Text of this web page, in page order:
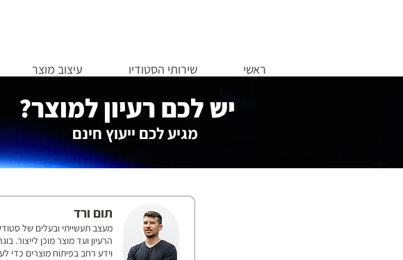
ראשי
שירותי הסטודיו עיצוב מוצר
יש לכם רעיון למוצר?
מגיע לכם ייעוץ חינם
תום ורד
וידע רחב בפיתוח מוצרים כדי